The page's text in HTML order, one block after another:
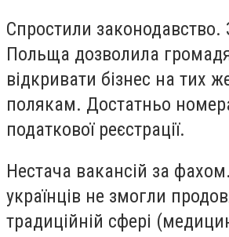
Спростили законодавство.
Польща дозволила
відкривати бізнес на тих
полякам. Достатньо
податкової реєстрації.
Нестача вакансій за
українців не змогли
традиційній сфері